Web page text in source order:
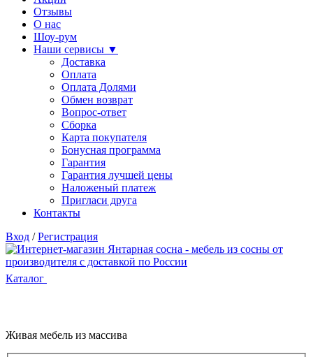
Отзывы
О нас
Шоу-рум
Наши сервисы ▼
Доставка
Оплата
Оплата Долями
Обмен возврат
Вопрос-ответ
Сборка
Карта покупателя
Бонусная программа
Гарантия
Гарантия лучшей цены
Наложеный платеж
Пригласи друга
Контакты
Вход / Регистрация
Каталог
Живая мебель из массива